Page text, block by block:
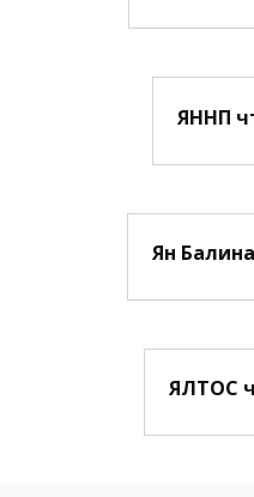
ЯННП
Ян
ЯЛТОС